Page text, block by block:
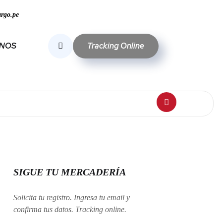
Tracking Online
SIGUE TU MERCADERÍA
Solicita tu registro. Ingresa tu email y
confirma tus datos. Tracking online.